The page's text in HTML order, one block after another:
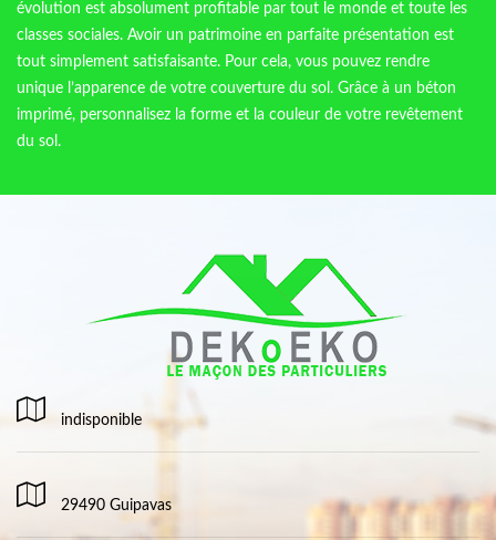
évolution est absolument profitable par tout le monde et toute les
classes sociales. Avoir un patrimoine en parfaite présentation est
tout simplement satisfaisante. Pour cela, vous pouvez rendre
unique l’apparence de votre couverture du sol. Grâce à un béton
imprimé, personnalisez la forme et la couleur de votre revêtement
du sol.
indisponible
29490 Guipavas